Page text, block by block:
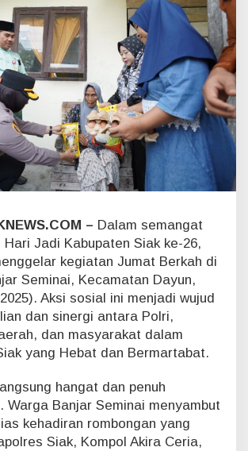
– Dalam semangat
Jadi Kabupaten Siak ke-26,
kegiatan Jumat Berkah di
Seminai, Kecamatan Dayun,
Aksi sosial ini menjadi wujud
dan sinergi antara Polri,
dan masyarakat dalam
yang Hebat dan Bermartabat.
hangat dan penuh
Warga Banjar Seminai menyambut
kehadiran rombongan yang
Siak, Kompol Akira Ceria,